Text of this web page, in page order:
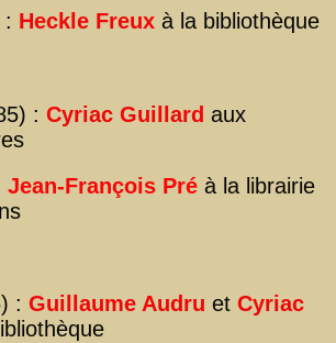
Heckle Freux à la bibliothèque
: Cyriac Guillard aux
Jean-François Pré à la librairie
: Guillaume Audru et Cyriac